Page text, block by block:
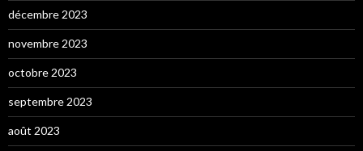
décembre 2023
novembre 2023
octobre 2023
septembre 2023
août 2023